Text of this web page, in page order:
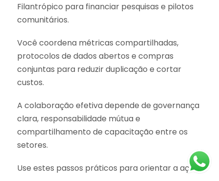
Filantrópico para financiar pesquisas e pilotos
comunitários.
Você coordena métricas compartilhadas,
protocolos de dados abertos e compras
conjuntas para reduzir duplicação e cortar
custos.
A colaboração efetiva depende de governança
clara, responsabilidade mútua e
compartilhamento de capacitação entre os
setores.
Use estes passos práticos para orientar a ação: